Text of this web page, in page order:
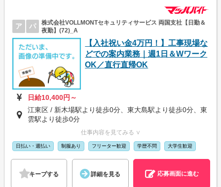
ア パ
株式会社VOLLMONTセキュリティサービス 両国支社【日勤＆
夜勤】(72)_A
【入社祝い金4万円！】工事現場な
どでの案内業務｜週1日＆Wワーク
OK／直行直帰OK
日給10,400円～
江東区 / 新木場駅より徒歩0分、東大島駅より徒歩0分、東
雲駅より徒歩0分
仕事内容を見てみる ∨
日払い・週払い 制服あり フリーター歓迎 学歴不問 大学生歓迎
キープする 詳細を見る 応募画面に進む